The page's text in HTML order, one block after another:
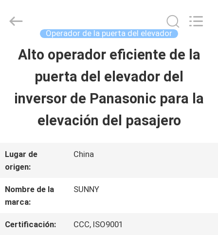
HOGAR
PRODUCTOS
VÍDEOS
SOBRE
NOSOTROS
VIAJE
SHANGHAI
Operador de la puerta del elevador
Alto operador eficiente de la
puerta del elevador del
inversor de Panasonic para la
elevación del pasajero
Lugar de
origen:
China
Nombre de la
marca:
SUNNY
Certificación: CCC, ISO9001